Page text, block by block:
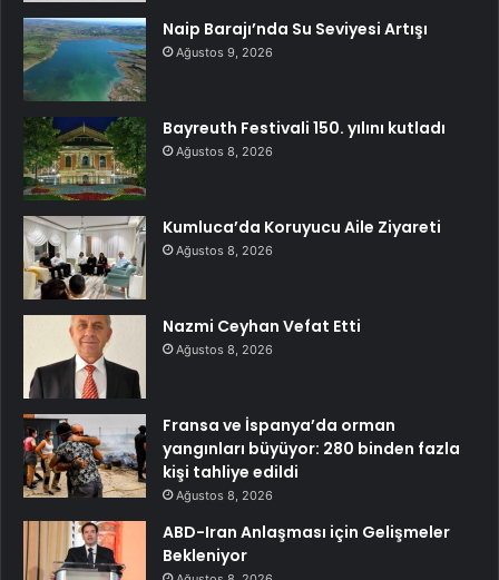
Naip Barajı’nda Su Seviyesi Artışı
Ağustos 9, 2026
Bayreuth Festivali 150. yılını kutladı
Ağustos 8, 2026
Kumluca’da Koruyucu Aile Ziyareti
Ağustos 8, 2026
Nazmi Ceyhan Vefat Etti
Ağustos 8, 2026
Fransa ve İspanya’da orman
yangınları büyüyor: 280 binden fazla
kişi tahliye edildi
Ağustos 8, 2026
ABD-Iran Anlaşması için Gelişmeler
Bekleniyor